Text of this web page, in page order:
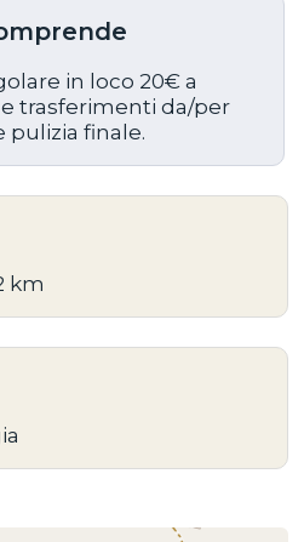
in loco 20€ a
trasferimenti da/per
pulizia finale.
km